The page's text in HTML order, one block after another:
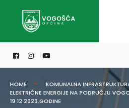
HOME KOMUNALNA
ELEKTRIČNE ENERGIJE NA PODRUČJU
19.12.2023.GODINE
for: